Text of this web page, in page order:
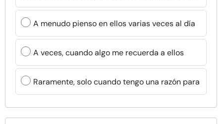
A menudo pienso en ellos varias veces al día
A veces, cuando algo me recuerda a ellos
Raramente, solo cuando tengo una razón para